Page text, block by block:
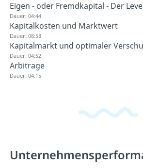
Eigen - oder Fremdkapital - Der
Dauer: 04:44
Kapitalkosten und Marktwert
Dauer: 08:58
Kapitalmarkt und optimaler
Dauer: 04:52
Arbitrage
Dauer: 04:15